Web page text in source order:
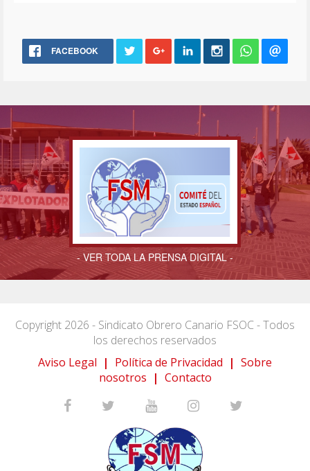
FACEBOOK
- VER TODA LA PRENSA DIGITAL -
Copyright 2026 - Sindicato Obrero Canario FSOC - Todos
los derechos reservados
Aviso Legal | Política de Privacidad | Sobre
nosotros | Contacto